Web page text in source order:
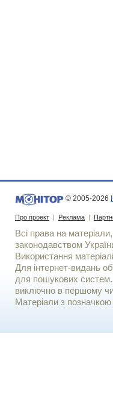
© 2005-2026
Про проект | Реклама |
Всі права на
законодавством
Використання
Для iнтернет-видань
для пошукових систем.
виключно в першому чи
Матеріали з